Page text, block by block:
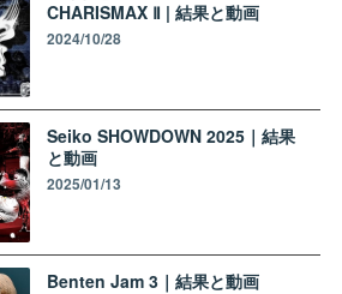
CHARISMAX Ⅱ | 結果と動画
2024/10/28
Seiko SHOWDOWN 2025｜結果
と動画
2025/01/13
Benten Jam 3｜結果と動画